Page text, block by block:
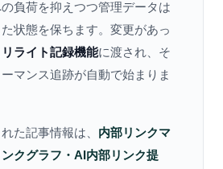
負荷を抑えつつ管理データは
状態を保ちます。変更があっ
リライト記録機能に渡され、そ
マンス追跡が自動で始まりま
た記事情報は、 内部リンクマ
ンクグラフ・AI内部リンク提